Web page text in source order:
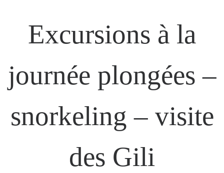
Excursions à la
journée plongées –
snorkeling – visite
des Gili